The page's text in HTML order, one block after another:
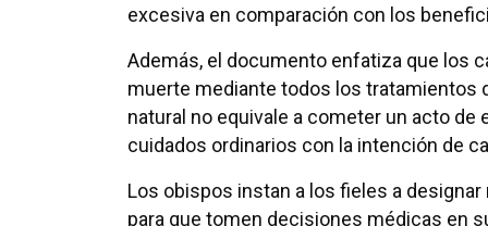
excesiva en comparación con los
Además, el documento enfatiza que los
muerte mediante todos los tratamientos
natural no equivale a cometer un acto de
cuidados ordinarios con la intención de
Los obispos instan a los fieles a
para que tomen decisiones médicas en